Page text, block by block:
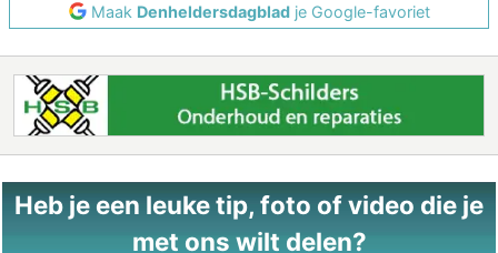
Maak Denheldersdagbladje Google-favoriet
Heb je een leuke tip, foto of video die je
met ons wilt delen?